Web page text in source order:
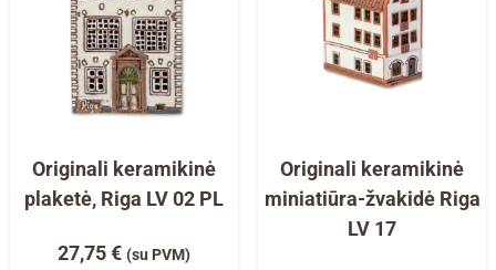
Originali keramikinė
plaketė, Riga LV 02 PL
27,75€ (su PVM)
Originali keramikinė
miniatiūra-žvakidė Riga
LV 17